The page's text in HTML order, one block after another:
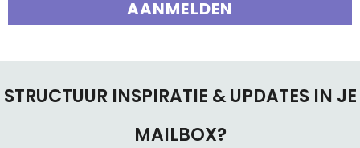
AANMELDEN
STRUCTUUR INSPIRATIE & UPDATES IN JE
MAILBOX?